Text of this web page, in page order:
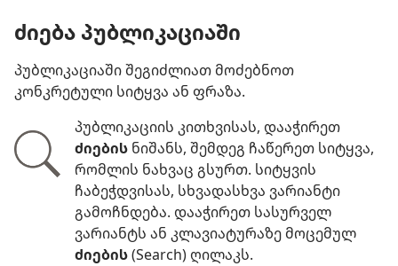
ძიება პუბლიკაციაში
პუბლიკაციაში შეგიძლიათ მოძებნოთ
კონკრეტული სიტყვა ან ფრაზა.
პუბლიკაციის კითხვისას, დააჭირეთ
ძიების ნიშანს, შემდეგ ჩაწერეთ სიტყვა,
რომლის ნახვაც გსურთ. სიტყვის
ჩაბეჭდვისას, სხვადასხვა ვარიანტი
გამოჩნდება. დააჭირეთ სასურველ
ვარიანტს ან კლავიატურაზე მოცემულ
ძიების(Search) ღილაკს.